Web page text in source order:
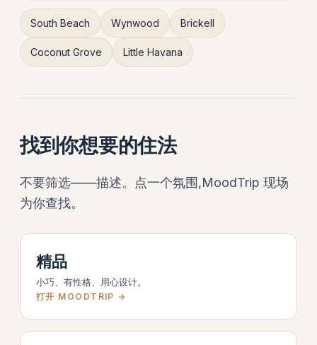
South Beach Wynwood Brickell
Coconut Grove Little Havana
找到你想要的住法
不要筛选——描述。点一个氛围,MoodTrip 现场
为你查找。
精品
小巧、有性格、用心设计。
打开 MOODTRIP →